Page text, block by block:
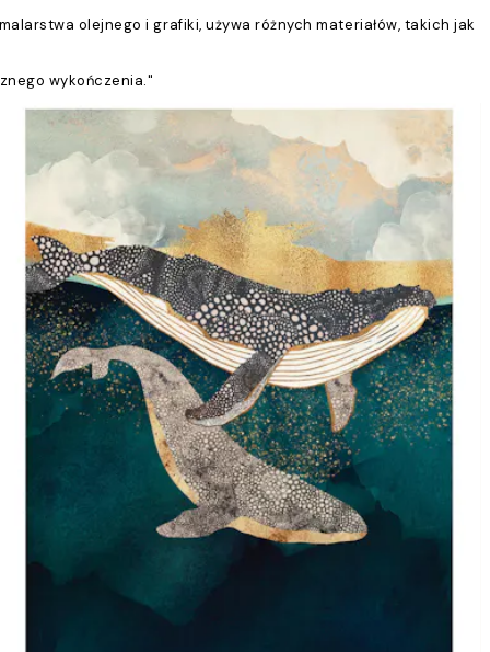
olejnego i grafiki, używa różnych materiałów, takich jak
wykończenia."
aby nadać im ostateczny kształt.